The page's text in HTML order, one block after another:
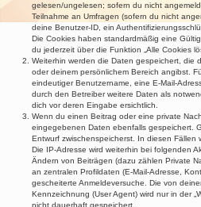
gelesen/ungelesen; sofern du nicht
Teilnahme an Umfragen (sofern du nicht
deine Benutzer-ID, ein
Die Cookies haben standardmäßig eine
du jederzeit über die Funktion „Alle Cookies
Weiterhin werden die Daten gespeichert, die
oder deinem persönlichem Bereich angibst.
eindeutiger Benutzername, eine E-Mail-
durch den Betreiber weitere Daten als
dich vor deren Eingabe ersichtlich.
Wenn du einen Beitrag oder eine private
eingegebenen Daten ebenfalls gespeichert.
Entwurf zwischenspeicherst. In diesen Fällen
Die IP-Adresse wird weiterhin bei folgenden
Ändern von Beiträgen (dazu zählen Private
an zentralen Profildaten (E-Mail-Adresse,
gescheiterte Anmeldeversuche. Die von
Kennzeichnung (User Agent) wird nur in der
nicht dauerhaft gespeichert.